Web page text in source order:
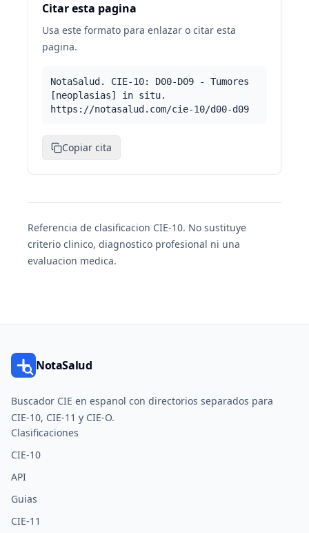
Citar esta pagina
Usa este formato para enlazar o citar esta
pagina.
NotaSalud. CIE-10: D00-D09 - Tumores
[neoplasias] in situ.
https://notasalud.com/cie-10/d00-d09
Copiar cita
Referencia de clasificacion CIE-10. No sustituye
criterio clinico, diagnostico profesional ni una
evaluacion medica.
NotaSalud
Buscador CIE en espanol con directorios separados para
CIE-10, CIE-11 y CIE-O.
Clasificaciones
CIE-10
API
Guias
CIE-11